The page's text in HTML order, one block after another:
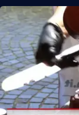
Laconair.it
Lacitymag.it
Ilreggino.it